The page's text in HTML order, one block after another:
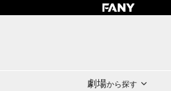
劇場から探す